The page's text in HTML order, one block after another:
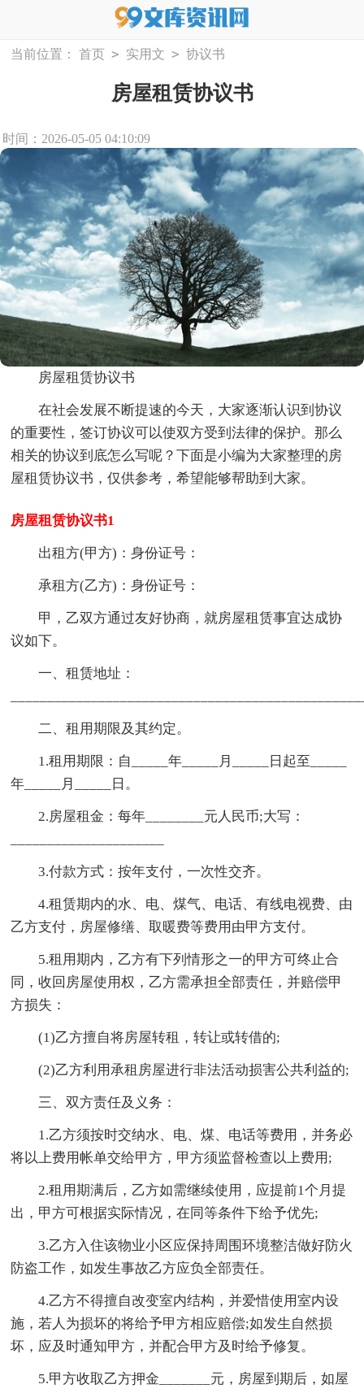
当前位置： 首页 > 实用文 > 协议书
房屋租赁协议书
时间：2026-05-05 04:10:09
房屋租赁协议书
在社会发展不断提速的今天，大家逐渐认识到协议
的重要性，签订协议可以使双方受到法律的保护。那么
相关的协议到底怎么写呢？下面是小编为大家整理的房
屋租赁协议书，仅供参考，希望能够帮助到大家。
房屋租赁协议书1
出租方(甲方)：身份证号：
承租方(乙方)：身份证号：
甲，乙双方通过友好协商，就房屋租赁事宜达成协
议如下。
一、租赁地址：
二、租用期限及其约定。
1.租用期限：自_____年_____月_____日起至_____
年_____月_____日。
2.房屋租金：每年________元人民币;大写：
3.付款方式：按年支付，一次性交齐。
4.租赁期内的水、电、煤气、电话、有线电视费、由
乙方支付，房屋修缮、取暖费等费用由甲方支付。
5.租用期内，乙方有下列情形之一的甲方可终止合
同，收回房屋使用权，乙方需承担全部责任，并赔偿甲
方损失：
(1)乙方擅自将房屋转租，转让或转借的;
(2)乙方利用承租房屋进行非法活动损害公共利益的;
三、双方责任及义务：
1.乙方须按时交纳水、电、煤、电话等费用，并务必
将以上费用帐单交给甲方，甲方须监督检查以上费用;
2.租用期满后，乙方如需继续使用，应提前1个月提
出，甲方可根据实际情况，在同等条件下给予优先;
3.乙方入住该物业小区应保持周围环境整洁做好防火
防盗工作，如发生事故乙方应负全部责任。
4.乙方不得擅自改变室内结构，并爱惜使用室内设
施，若人为损坏的将给予甲方相应赔偿;如发生自然损
坏，应及时通知甲方，并配合甲方及时给予修复。
5.甲方收取乙方押金_______元，房屋到期后，如屋